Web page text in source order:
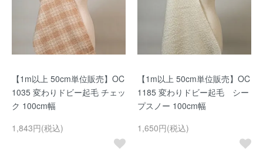
【1m以上 50cm単位販売】OC
1035 変わりドビー起毛 チェッ
ク 100cm幅
1,843円(税込)
【1m以上 50cm単位販売】OC
1185 変わりドビー起毛 シー
プスノー 100cm幅
1,650円(税込)